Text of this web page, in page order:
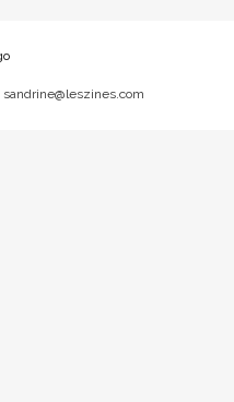
sandrine@leszines.com